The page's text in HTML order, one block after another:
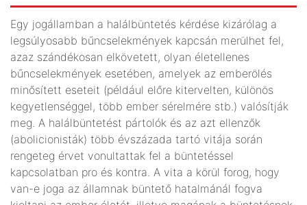
Egy jogállamban a halálbüntetés kérdése kizárólag a
legsúlyosabb bűncselekmények kapcsán merülhet fel,
azaz szándékosan elkövetett, olyan életellenes
bűncselekmények esetében, amelyek az emberölés
minősített eseteit (például előre kitervelten, különös
kegyetlenséggel, több ember sérelmére stb.) valósítják
meg. A halálbüntetést pártolók és az azt ellenzők
(abolicionisták) több évszázada tartó vitája során
rengeteg érvet vonultattak fel a büntetéssel
kapcsolatban pro és kontra. A vita a körül forog, hogy
van-e joga az államnak büntető hatalmánál fogva